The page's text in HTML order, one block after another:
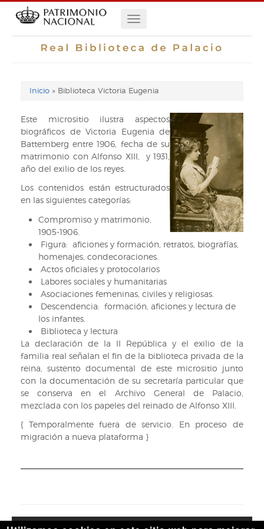
Navegación
principal
Enlaces
de
ayuda
de
navegación
Inicio Biblioteca Victoria Eugenia
Este micrositio ilustra aspectos
biográficos de Victoria Eugenia de
Battemberg entre 1906, fecha de su
matrimonio con Alfonso XIII, y 1931,
año del exilio de los reyes.
Los contenidos están estructurados
en las siguientes categorías:
Compromiso y matrimonio,
1905-1906.
Figura: aficiones y formación, retratos, biografías,
homenajes, condecoraciones.
Actos oficiales y protocolarios
Labores sociales y humanitarias
Asociaciones femeninas, civiles y religiosas.
Descendencia: formación, aficiones y lectura de
los infantes.
Biblioteca y lectura
La declaración de la II República y el exilio de la
familia real señalan el fin de la biblioteca privada de la
reina, sustento documental de este micrositio junto
con la documentación de su secretaría particular que
se conserva en el Archivo General de Palacio,
mezclada con los papeles del reinado de Alfonso XIII.
{ Temporalmente fuera de servicio. En proceso de
migración a nueva plataforma }